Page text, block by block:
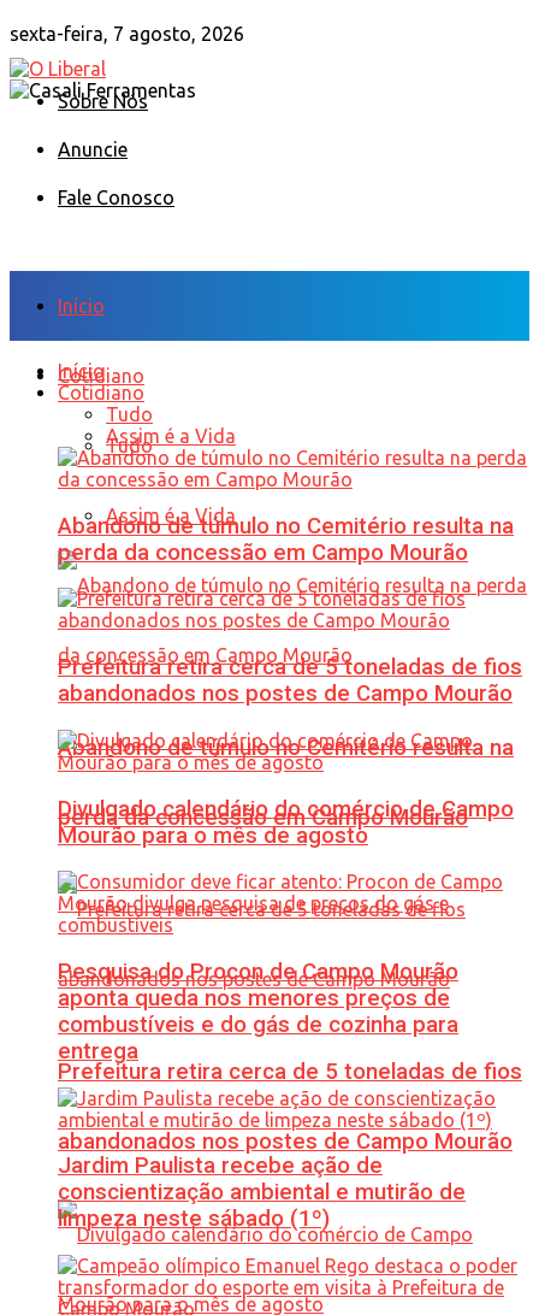
sexta-feira, 7 agosto, 2026
Sobre Nós
Anuncie
Fale Conosco
Início
Cotidiano
Tudo
Assim é a Vida
Abandono de túmulo no Cemitério resulta na
perda da concessão em Campo Mourão
Prefeitura retira cerca de 5 toneladas de fios
abandonados nos postes de Campo Mourão
Início
Cotidiano
Tudo
Assim é a Vida
Abandono de túmulo no Cemitério resulta na
perda da concessão em Campo Mourão
Prefeitura retira cerca de 5 toneladas de fios
abandonados nos postes de Campo Mourão
Divulgado calendário do comércio de Campo
Mourão para o mês de agosto
Pesquisa do Procon de Campo Mourão
aponta queda nos menores preços de
combustíveis e do gás de cozinha para
entrega
Jardim Paulista recebe ação de
conscientização ambiental e mutirão de
limpeza neste sábado (1º)